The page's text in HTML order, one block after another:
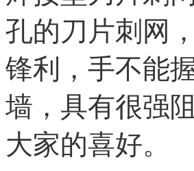
孔的刀片刺网
锋利，手不能
墙，具有很强
大家的喜好。